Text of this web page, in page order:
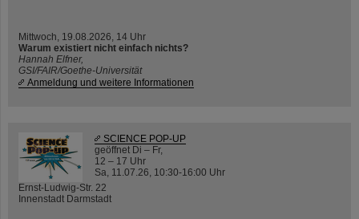
Mittwoch, 19.08.2026, 14 Uhr
Warum existiert nicht einfach nichts?
Hannah Elfner,
GSI/FAIR/Goethe-Universität
Anmeldung und weitere Informationen
SCIENCE POP-UP
geöffnet Di – Fr,
12 – 17 Uhr
Sa, 11.07.26, 10:30-16:00 Uhr
Ernst-Ludwig-Str. 22
Innenstadt Darmstadt